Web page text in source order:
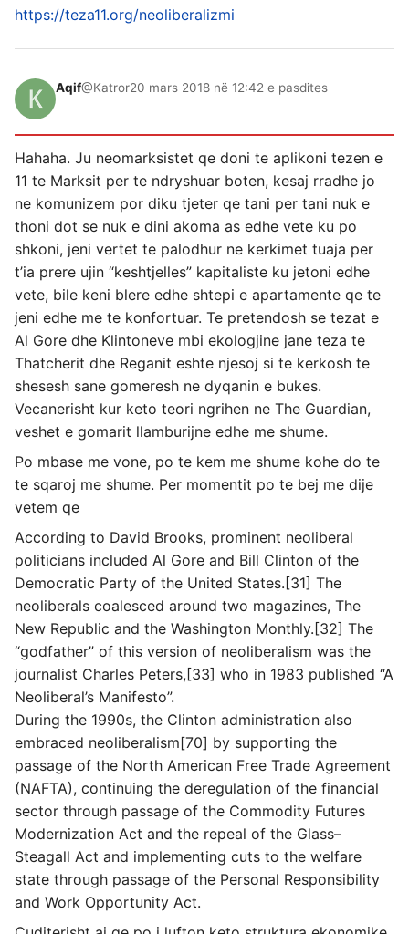
https://teza11.org/neoliberalizmi
Aqif@Katror20 mars 2018 në 12:42 e pasdites
Hahaha. Ju neomarksistet qe doni te aplikoni tezen e
11 te Marksit per te ndryshuar boten, kesaj rradhe jo
ne komunizem por diku tjeter qe tani per tani nuk e
thoni dot se nuk e dini akoma as edhe vete ku po
shkoni, jeni vertet te palodhur ne kerkimet tuaja per
t’ia prere ujin “keshtjelles” kapitaliste ku jetoni edhe
vete, bile keni blere edhe shtepi e apartamente qe te
jeni edhe me te konfortuar. Te pretendosh se tezat e
Al Gore dhe Klintoneve mbi ekologjine jane teza te
Thatcherit dhe Reganit eshte njesoj si te kerkosh te
shesesh sane gomeresh ne dyqanin e bukes.
Vecanerisht kur keto teori ngrihen ne The Guardian,
veshet e gomarit llamburijne edhe me shume.
Po mbase me vone, po te kem me shume kohe do te
te sqaroj me shume. Per momentit po te bej me dije
vetem qe
According to David Brooks, prominent neoliberal
politicians included Al Gore and Bill Clinton of the
Democratic Party of the United States.[31] The
neoliberals coalesced around two magazines, The
New Republic and the Washington Monthly.[32] The
“godfather” of this version of neoliberalism was the
journalist Charles Peters,[33] who in 1983 published “A
Neoliberal’s Manifesto”.
During the 1990s, the Clinton administration also
embraced neoliberalism[70] by supporting the
passage of the North American Free Trade Agreement
(NAFTA), continuing the deregulation of the financial
sector through passage of the Commodity Futures
Modernization Act and the repeal of the Glass–
Steagall Act and implementing cuts to the welfare
state through passage of the Personal Responsibility
and Work Opportunity Act.